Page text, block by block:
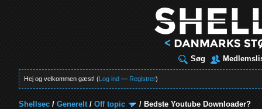
Søg
Hej og velkommen gæst! (Log ind — Registrer)
Shellsec /Generelt/Off topic / Bedste Youtube Downloader?